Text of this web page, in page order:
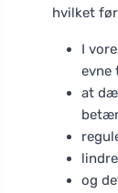
hvilket
I
evne
at
og